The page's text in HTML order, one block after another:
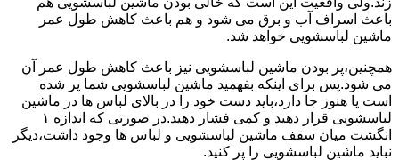
باعث اسراف آب و برق می شود و هم باعث کاهش طول عمر
ماشین لباسشویی خواهد شد.
همچنین،پر بودن ماشین لباسشویی نیز باعث کاهش طول عمر آن
می شود.پس برای اینکه بفهمید ماشین لباسشویی شما پر شده
است یا هنوز جا دارد،باید دست خود را در بالای لباس ها در ماشین
لباسشویی قرار دهید و کمی فشار دهید.در صورتی که اندازه ۱
انگشت میان سقف ماشین لباسشویی و لباس ها وجود داشت،دیگر
نباید ماشین لباسشویی را پر کنید.